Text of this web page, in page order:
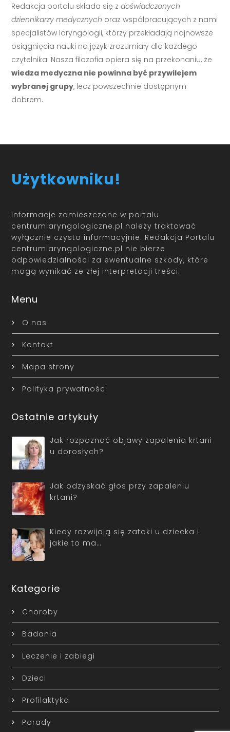
Redakcja portalu składa się zdoświadczonych
dziennikarzy medycznych oraz współpracujących z nami
specjalistów laryngologii, którzy przekładają najnowsze
osiągnięcia nauki na język zrozumiały dla każdego
czytelnika. Nasza filozofia opiera się na przekonaniu, że
wiedza medyczna nie powinna być przywilejem
wybranej grupy, lecz powszechnie dostępnym
dobrem.
Użytkowniku!
Informacje zamieszczone w portalu
centrumlaryngologiczne.pl należy traktować
wyłącznie czysto informacyjnie. Redakcja Portalu
centrumlaryngologiczne.pl nie bierze
odpowiedzialności za ewentualne szkody, które
mogą wynikać ze złej interpretacji treści.
Menu
O nas
Kontakt
Mapa strony
Polityka prywatności
Ostatnie artykuły
Jak rozpoznać objawy zapalenia krtani
u dorosłych?
Jak odzyskać głos przy zapaleniu
krtani?
Kiedy rozwijają się zatoki u dziecka i
jakie to ma…
Kategorie
Choroby
Badania
Leczenie i zabiegi
Dzieci
Profilaktyka
Porady